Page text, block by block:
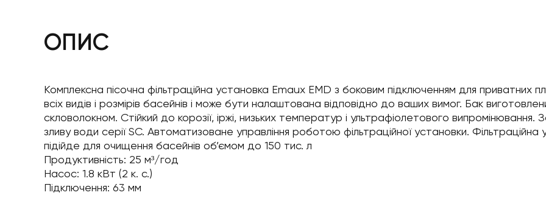
ОПИС
Комплексна пісочна фільтраційна установка Emaux EMD з боковим підключенням для приватних
всіх видів і розмірів басейнів і може бути налаштована відповідно до ваших вимог. Бак
скловолокном. Стійкий до корозії, іржі, низьких температур і ультрафіолетового
зливу води серії SC. Автоматизоване управління роботою фільтраційної установки.
підійде для очищення басейнів об’ємом до 150 тис. л
Продуктивність: 25 м³/год
Насос: 1.8 кВт (2 к. с.)
Підключення: 63 мм